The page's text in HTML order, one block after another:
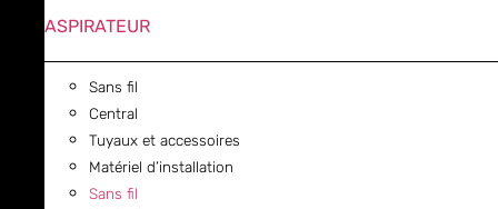
ASPIRATEUR
Sans fil
Central
Tuyaux et accessoires
Matériel d’installation
Sans fil